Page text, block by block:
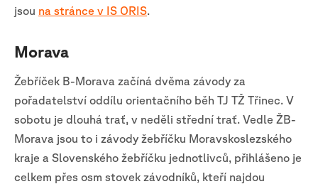
jsou na stránce v IS ORIS.
Morava
Žebříček B-Morava začíná dvěma závody za
pořadatelství oddílu orientačního běh TJ TŽ Třinec. V
sobotu je dlouhá trať, v neděli střední trať. Vedle ŽB-
Morava jsou to i závody žebříčku Moravskoslezského
kraje a Slovenského žebříčku jednotlivců, přihlášeno je
celkem přes osm stovek závodníků, kteří najdou